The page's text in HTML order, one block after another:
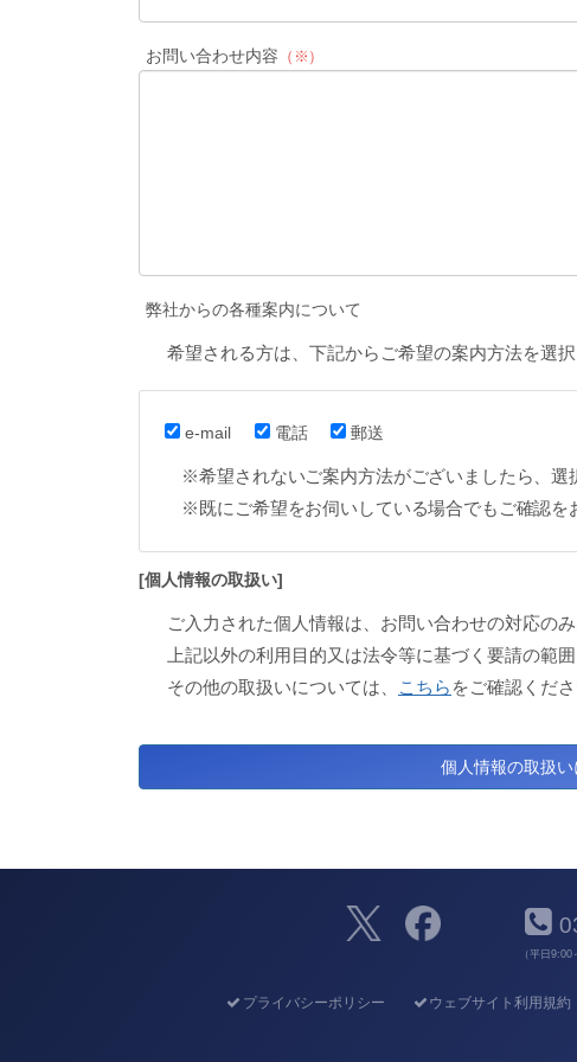
お問い合わせ内容 （※）
弊社からの各種案内について
希望される方は、下記からご希望の案内方法を選
e-mail 電話 郵送
※希望されないご案内方法がございましたら、選
※既にご希望をお伺いしている場合でもご確認を
[個人情報の取扱い]
ご入力された個人情報は、お問い合わせの対応の
上記以外の利用目的又は法令等に基づく要請の範
その他の取扱いについては、
こちら をご確認くださ
（平日
プライバシーポリシー ウェブサイト利用規約